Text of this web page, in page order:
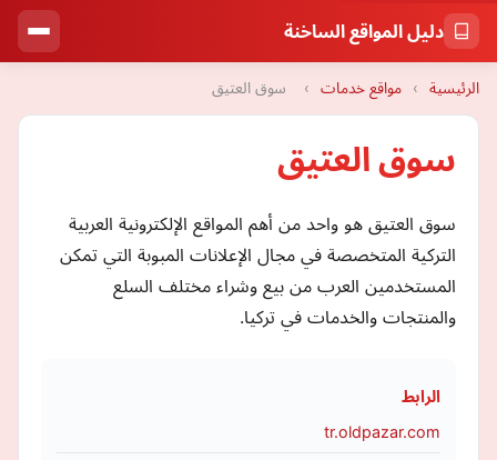
دليل المواقع الساخنة
الرئيسية › مواقع خدمات › سوق العتيق
سوق العتيق
سوق العتيق هو واحد من أهم المواقع الإلكترونية العربية
التركية المتخصصة في مجال الإعلانات المبوبة التي تمكن
المستخدمين العرب من بيع وشراء مختلف السلع
والمنتجات والخدمات في تركيا.
الرابط
tr.oldpazar.com